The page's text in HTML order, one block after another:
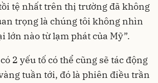
tệ nhất trên thị trường đã không
trọng là chúng tôi không nhìn
lớn nào từ lạm phát của Mỹ”.
2 yếu tố có thể cũng sẽ tác động
tuần tới, đó là phiên điều trần